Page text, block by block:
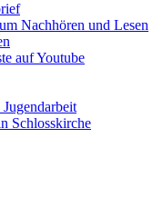
Nachhören und Lesen
auf Youtube
Schlosskirche